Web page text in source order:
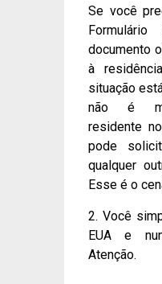
Se você
documento
à
situação
não é
residente
pode
qualquer
Esse é o
2. Você
EUA e
Atenção.